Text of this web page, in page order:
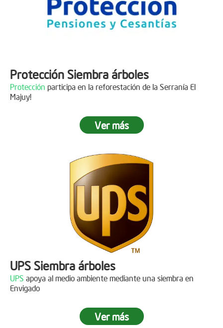
DINISSANpor plantar 400 árboles en el páramo de
Protección Siembra árboles
Protección participa en la reforestación de la Serranía El
Majuy!
Ver más
UPS Siembra árboles
UPS apoya al medio ambiente mediante una siembra en
Envigado
Ver más